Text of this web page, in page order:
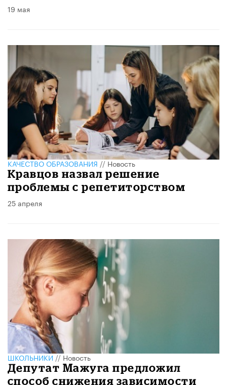
19 мая
КАЧЕСТВО ОБРАЗОВАНИЯ//Новость
Кравцов назвал решение
проблемы с репетиторством
25 апреля
ШКОЛЬНИКИ//Новость
Депутат Мажуга предложил
способ снижения зависимости